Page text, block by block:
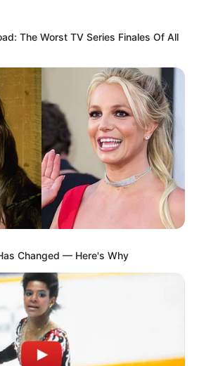
The Worst TV Series Finales Of All
Changed — Here's Why